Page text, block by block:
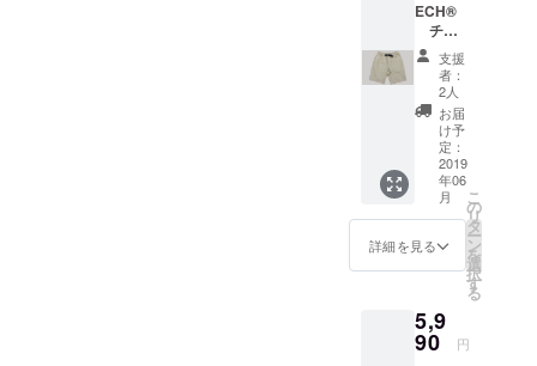
ECH®
チ
ノ
ショー
トパン
ツ ・全
国一律
送料無
像によ
り現物
とは多
少異な
る場合
があり
・素
材：
コット
支援
者：
2人
お届
け予
定：
2019
年06
月
詳細を見る
こ
の
リ
タ
ー
ン
を
選
択
す
る
5,9
90 円